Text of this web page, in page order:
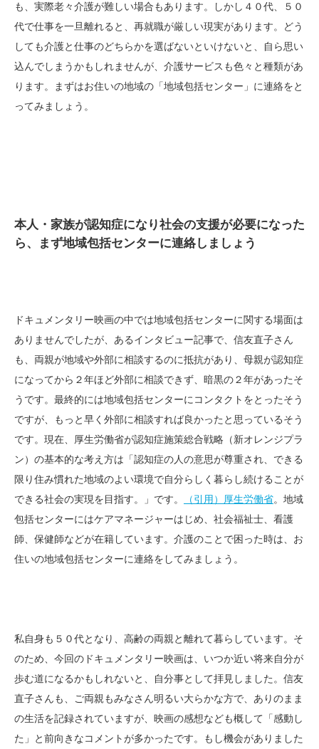
も、実際老々介護が難しい場合もあります。しかし４０代、５０
代で仕事を一旦離れると、再就職が厳しい現実があります。どう
しても介護と仕事のどちらかを選ばないといけないと、自ら思い
込んでしまうかもしれませんが、介護サービスも色々と種類があ
ります。まずはお住いの地域の「地域包括センター」に連絡をと
ってみましょう。
本人・家族が認知症になり社会の支援が必要になった
ら、まず地域包括センターに連絡しましょう
ドキュメンタリー映画の中では地域包括センターに関する場面は
ありませんでしたが、あるインタビュー記事で、信友直子さん
も、両親が地域や外部に相談するのに抵抗があり、母親が認知症
になってから２年ほど外部に相談できず、暗黒の２年があったそ
うです。最終的には地域包括センターにコンタクトをとったそう
ですが、もっと早く外部に相談すれば良かったと思っているそう
です。現在、厚生労働省が認知症施策総合戦略（新オレンジプラ
ン）の基本的な考え方は「認知症の人の意思が尊重され、できる
限り住み慣れた地域のよい環境で自分らしく暮らし続けることが
できる社会の実現を目指す。」です。
（引用）厚生労働省。地域
包括センターにはケアマネージャーはじめ、社会福祉士、看護
師、保健師などが在籍しています。介護のことで困った時は、お
住いの地域包括センターに連絡をしてみましょう。
私自身も５０代となり、高齢の両親と離れて暮らしています。そ
のため、今回のドキュメンタリー映画は、いつか近い将来自分が
歩む道になるかもしれないと、自分事として拝見しました。信友
直子さんも、ご両親もみなさん明るい大らかな方で、ありのまま
の生活を記録されていますが、映画の感想なども概して「感動し
た」と前向きなコメントが多かったです。もし機会がありました